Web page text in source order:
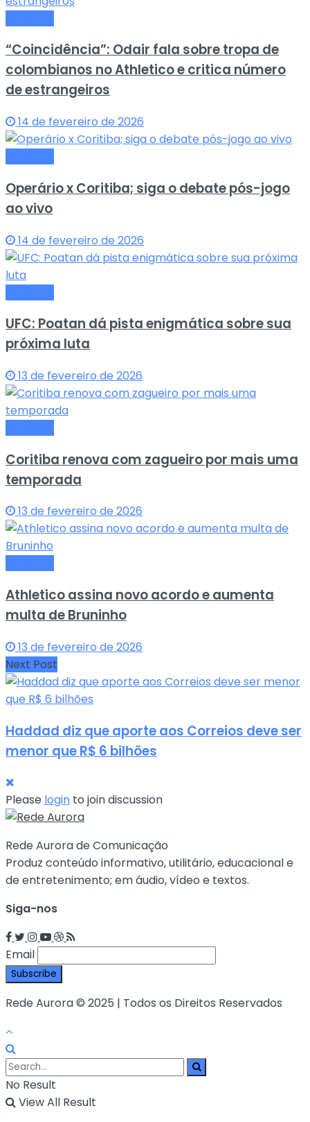
“Coincidência”: Odair fala sobre tropa de
colombianos no Athletico e critica número
de estrangeiros
14 de fevereiro de 2026
Operário x Coritiba; siga o debate pós-jogo
ao vivo
14 de fevereiro de 2026
UFC: Poatan dá pista enigmática sobre sua
próxima luta
13 de fevereiro de 2026
Coritiba renova com zagueiro por mais uma
temporada
13 de fevereiro de 2026
Athletico assina novo acordo e aumenta
multa de Bruninho
13 de fevereiro de 2026
Next Post
Haddad diz que aporte aos Correios deve ser
menor que R$ 6 bilhões
Please login to join discussion
Rede Aurora de Comunicação
Produz conteúdo informativo, utilitário, educacional e
de entretenimento; em áudio, vídeo e textos.
Siga-nos
Email
Rede Aurora © 2025 | Todos os Direitos Reservados
No Result
View All Result